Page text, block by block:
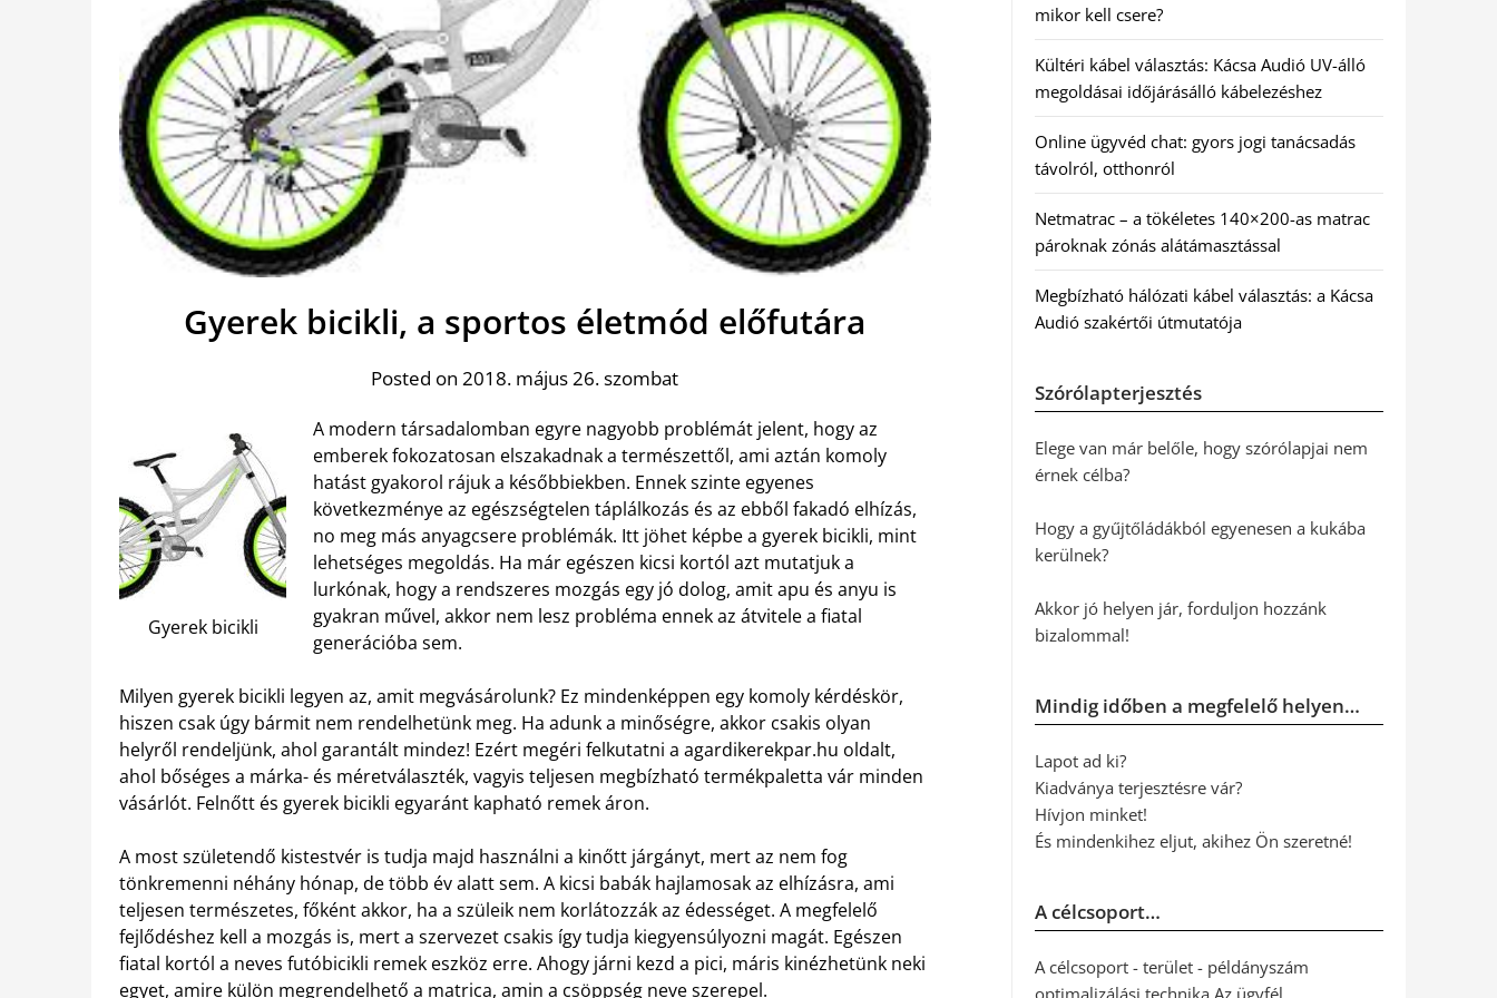
Gyerek bicikli, a sportos életmód előfutára
Posted on 2018. május 26. szombat
Gyerek bicikli
A modern társadalomban egyre nagyobb problémát jelent, hogy az
emberek fokozatosan elszakadnak a természettől, ami aztán komoly
hatást gyakorol rájuk a későbbiekben. Ennek szinte egyenes
következménye az egészségtelen táplálkozás és az ebből fakadó elhízás,
no meg más anyagcsere problémák. Itt jöhet képbe a gyerek bicikli, mint
lehetséges megoldás. Ha már egészen kicsi kortól azt mutatjuk a
lurkónak, hogy a rendszeres mozgás egy jó dolog, amit apu és anyu is
gyakran művel, akkor nem lesz probléma ennek az átvitele a fiatal
generációba sem.
Milyen gyerek bicikli legyen az, amit megvásárolunk? Ez mindenképpen egy komoly kérdéskör,
hiszen csak úgy bármit nem rendelhetünk meg. Ha adunk a minőségre, akkor csakis olyan
helyről rendeljünk, ahol garantált mindez! Ezért megéri felkutatni a agardikerekpar.hu oldalt,
ahol bőséges a márka- és méretválaszték, vagyis teljesen megbízható termékpaletta vár minden
vásárlót. Felnőtt és gyerek bicikli egyaránt kapható remek áron.
A most születendő kistestvér is tudja majd használni a kinőtt járgányt, mert az nem fog
tönkremenni néhány hónap, de több év alatt sem. A kicsi babák hajlamosak az elhízásra, ami
teljesen természetes, főként akkor, ha a szüleik nem korlátozzák az édességet. A megfelelő
fejlődéshez kell a mozgás is, mert a szervezet csakis így tudja kiegyensúlyozni magát. Egészen
fiatal kortól a neves futóbicikli remek eszköz erre. Ahogy járni kezd a pici, máris kinézhetünk neki
egyet, amire külön megrendelhető a matrica, amin a csöppség neve szerepel.
mikor kell csere?
Kültéri kábel választás: Kácsa Audió UV-álló
megoldásai időjárásálló kábelezéshez
Online ügyvéd chat: gyors jogi tanácsadás
távolról, otthonról
Netmatrac – a tökéletes 140×200-as matrac
pároknak zónás alátámasztással
Megbízható hálózati kábel választás: a Kácsa
Audió szakértői útmutatója
Szórólapterjesztés
Elege van már belőle, hogy szórólapjai nem
érnek célba?
Hogy a gyűjtőládákból egyenesen a kukába
kerülnek?
Akkor jó helyen jár, forduljon hozzánk
bizalommal!
Mindig időben a megfelelő helyen…
Lapot ad ki?
Kiadványa terjesztésre vár?
Hívjon minket!
És mindenkihez eljut, akihez Ön szeretné!
A célcsoport…
A célcsoport - terület - példányszám
optimalizálási technika Az ügyfél